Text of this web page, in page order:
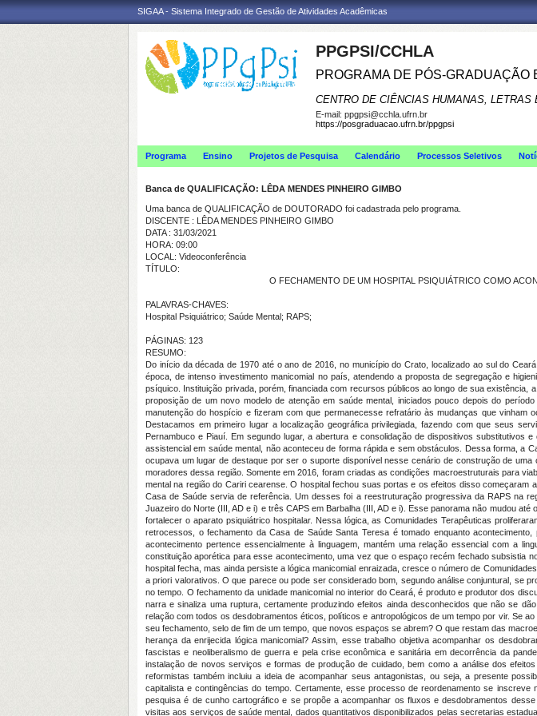
SIGAA - Sistema Integrado de Gestão de Atividades Acadêmicas
PPGPSI/CCHLA
PROGRAMA DE PÓS-GRADUAÇÃO
CENTRO DE CIÊNCIAS HUMANAS, LETRAS
E-mail: ppgpsi@cchla.ufrn.br
https://posgraduacao.ufrn.br/ppgpsi
Programa Ensino Projetos de Pesquisa Calendário Processos Seletivos
Banca de QUALIFICAÇÃO: LÊDA MENDES PINHEIRO GIMBO
Uma banca de QUALIFICAÇÃO de DOUTORADO foi cadastrada pelo programa.
DISCENTE : LÊDA MENDES PINHEIRO GIMBO
DATA : 31/03/2021
HORA: 09:00
LOCAL: Videoconferência
TÍTULO:
O FECHAMENTO DE UM HOSPITAL PSIQUIÁTRICO COMO
PALAVRAS-CHAVES:
Hospital Psiquiátrico; Saúde Mental; RAPS;
PÁGINAS: 123
RESUMO:
Do início da década de 1970 até o ano de 2016, no município do Crato, localizado ao sul do
época, de intenso investimento manicomial no país, atendendo a proposta de segregação e
psíquico. Instituição privada, porém, financiada com recursos públicos ao longo de sua
proposição de um novo modelo de atenção em saúde mental, iniciados pouco depois do
manutenção do hospício e fizeram com que permanecesse refratário às mudanças que vinham
Destacamos em primeiro lugar a localização geográfica privilegiada, fazendo com que seus
Pernambuco e Piauí. Em segundo lugar, a abertura e consolidação de dispositivos
assistencial em saúde mental, não aconteceu de forma rápida e sem obstáculos. Dessa forma, a
ocupava um lugar de destaque por ser o suporte disponível nesse cenário de construção de
moradores dessa região. Somente em 2016, foram criadas as condições macroestruturais para
mental na região do Cariri cearense. O hospital fechou suas portas e os efeitos disso
Casa de Saúde servia de referência. Um desses foi a reestruturação progressiva da RAPS na
Juazeiro do Norte (III, AD e i) e três CAPS em Barbalha (III, AD e i). Esse panorama não mudou
fortalecer o aparato psiquiátrico hospitalar. Nessa lógica, as Comunidades Terapêuticas
retrocessos, o fechamento da Casa de Saúde Santa Teresa é tomado enquanto
acontecimento pertence essencialmente à linguagem, mantém uma relação essencial com a
constituição aporética para esse acontecimento, uma vez que o espaço recém fechado subsistia
hospital fecha, mas ainda persiste a lógica manicomial enraizada, cresce o número de
a priori valorativos. O que parece ou pode ser considerado bom, segundo análise conjuntural, se
no tempo. O fechamento da unidade manicomial no interior do Ceará, é produto e produtor dos
narra e sinaliza uma ruptura, certamente produzindo efeitos ainda desconhecidos que não se
relação com todos os desdobramentos éticos, políticos e antropológicos de um tempo por vir. Se
seu fechamento, selo de fim de um tempo, que novos espaços se abrem? O que restam das
herança da enrijecida lógica manicomial? Assim, esse trabalho objetiva acompanhar os
fascistas e neoliberalismo de guerra e pela crise econômica e sanitária em decorrência da
instalação de novos serviços e formas de produção de cuidado, bem como a análise dos
reformistas também incluiu a ideia de acompanhar seus antagonistas, ou seja, a presente
capitalista e contingências do tempo. Certamente, esse processo de reordenamento se
pesquisa é de cunho cartográfico e se propõe a acompanhar os fluxos e desdobramentos
visitas aos serviços de saúde mental, dados quantitativos disponibilizados pelas secretarias